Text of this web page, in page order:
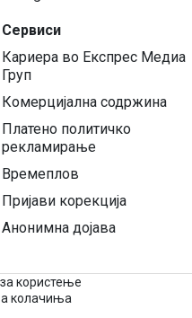
Сервиси
Кариера во Експрес Медиа
Груп
Комерцијална содржина
Платено политичко
рекламирање
Времеплов
Пријави корекција
Анонимна дојава
користење
колачиња